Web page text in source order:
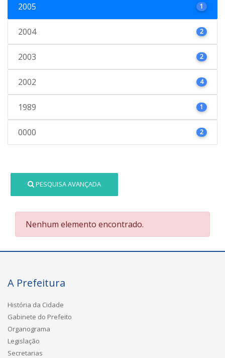
2005 1
2004 2
2003 2
2002 4
1989 1
0000 2
PESQUISA AVANÇADA
Nenhum elemento encontrado.
A Prefeitura
História da Cidade
Gabinete do Prefeito
Organograma
Legislação
Secretarias